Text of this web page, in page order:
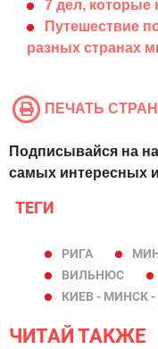
7 дел, которые
Путешествие
разных странах
ПЕЧАТЬ
Подписывайся на
самых интересных
ТЕГИ
РИГА
ВИЛЬНЮС
КИЕВ - МИНСК
ЧИТАЙ ТАКЖЕ